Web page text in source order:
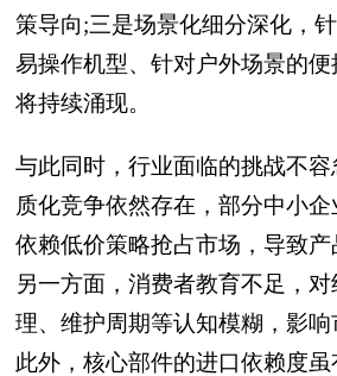
策导向;三是场景化细分深化，
易操作机型、针对户外场景的
将持续涌现。
与此同时，行业面临的挑战不
质化竞争依然存在，部分中小企
依赖低价策略抢占市场，导致
另一方面，消费者教育不足，
理、维护周期等认知模糊，影响
此外，核心部件的进口依赖度